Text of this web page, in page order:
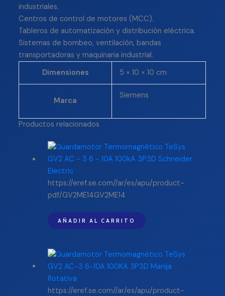
industriales.
Centros de control de motores (MCC).
Tableros de automatización y distribución eléctrica.
Sistemas de bombeo, ventilación, bandas
transportadoras y maquinaria industrial.
Dimensiones
5 × 10 × 10 cm
Marca
Siemens
Productos relacionados
https://eref.se.com//ar/es/apu/product-
pdf/GV2ME14GV2ME14
AÑADIR AL CARRITO
https://eref.se.com//ar/es/apu/product-